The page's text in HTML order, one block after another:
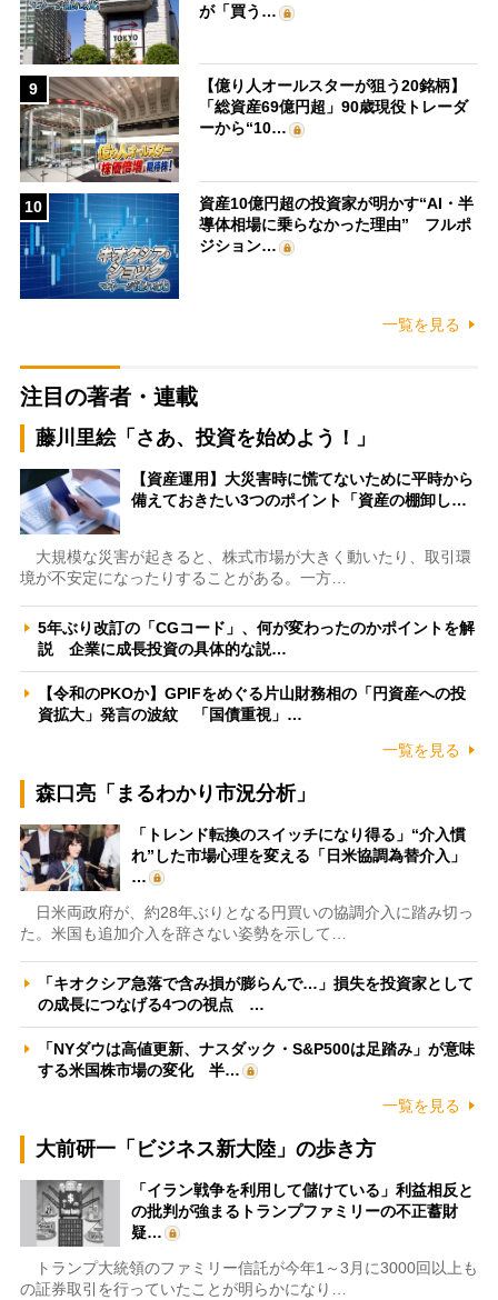
が「買う…
9
【億り人オールスターが狙う20銘柄】
「総資産69億円超」90歳現役トレーダ
ーから“10…
10
資産10億円超の投資家が明かす“AI・半
導体相場に乗らなかった理由” フルポ
ジション…
一覧を見る
注目の著者・連載
藤川里絵「さあ、投資を始めよう！」
【資産運用】大災害時に慌てないために平時から
備えておきたい3つのポイント「資産の棚卸し…
大規模な災害が起きると、株式市場が大きく動いたり、取引環
境が不安定になったりすることがある。一方…
5年ぶり改訂の「CGコード」、何が変わったのかポイントを解
説 企業に成長投資の具体的な説…
【令和のPKOか】GPIFをめぐる片山財務相の「円資産への投
資拡大」発言の波紋 「国債重視」…
一覧を見る
森口亮「まるわかり市況分析」
「トレンド転換のスイッチになり得る」“介入慣
れ”した市場心理を変える「日米協調為替介入」
…
日米両政府が、約28年ぶりとなる円買いの協調介入に踏み切っ
た。米国も追加介入を辞さない姿勢を示して…
「キオクシア急落で含み損が膨らんで…」損失を投資家として
の成長につなげる4つの視点 …
「NYダウは高値更新、ナスダック・S&P500は足踏み」が意味
する米国株市場の変化 半…
一覧を見る
大前研一「ビジネス新大陸」の歩き方
「イラン戦争を利用して儲けている」利益相反と
の批判が強まるトランプファミリーの不正蓄財
疑…
トランプ大統領のファミリー信託が今年1～3月に3000回以上も
の証券取引を行っていたことが明らかになり…